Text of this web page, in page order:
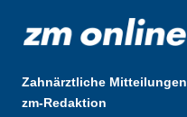
Zahnärztliche Mitteilungen
zm-Redaktion